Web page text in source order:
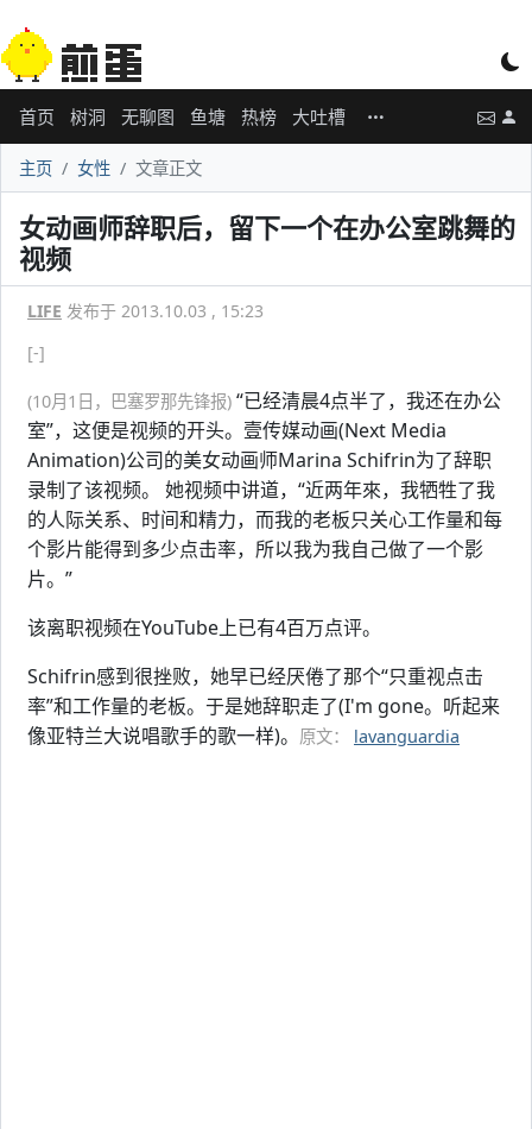
首页 树洞 无聊图 鱼塘 热榜 大吐槽
主页 女性 文章正文
女动画师辞职后，留下一个在办公室跳舞的
视频
LIFE 发布于 2013.10.03 , 15:23
[-]
(10月1日，巴塞罗那先锋报) “已经清晨4点半了，我还在办公
室”，这便是视频的开头。壹传媒动画(Next Media
Animation)公司的美女动画师Marina Schifrin为了辞职
录制了该视频。 她视频中讲道，“近两年來，我牺牲了我
的人际关系、时间和精力，而我的老板只关心工作量和每
个影片能得到多少点击率，所以我为我自己做了一个影
片。”
该离职视频在YouTube上已有4百万点评。
Schifrin感到很挫败，她早已经厌倦了那个“只重视点击
率”和工作量的老板。于是她辞职走了(I'm gone。听起来
像亚特兰大说唱歌手的歌一样)。 原文： lavanguardia